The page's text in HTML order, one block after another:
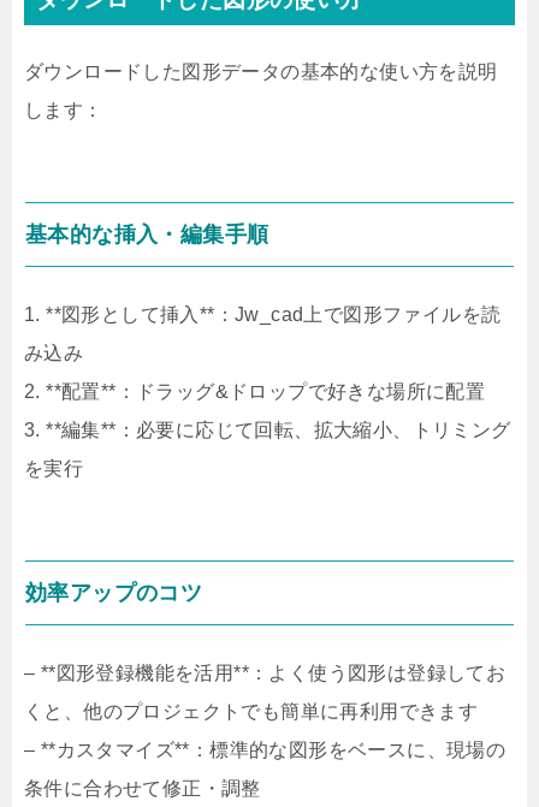
ダウンロードした図形データの基本的な使い方を説明
します：
基本的な挿入・編集手順
1. **図形として挿入**：Jw_cad上で図形ファイルを読
み込み
2. **配置**：ドラッグ&ドロップで好きな場所に配置
3. **編集**：必要に応じて回転、拡大縮小、トリミング
を実行
効率アップのコツ
– **図形登録機能を活用**：よく使う図形は登録してお
くと、他のプロジェクトでも簡単に再利用できます
– **カスタマイズ**：標準的な図形をベースに、現場の
条件に合わせて修正・調整